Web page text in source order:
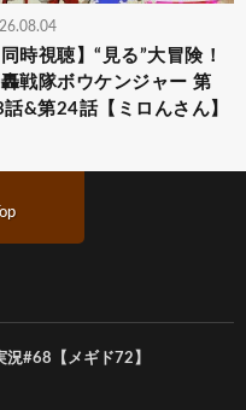
同時視聴】“見る”大冒険！
戦隊ボウケンジャー 第
話&第24話【ミロんさん】
況#68【メギド72】